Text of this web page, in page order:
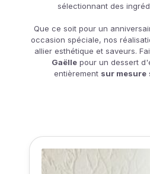
sélectionnant des
Que ce soit pour un
occasion spéciale, nos
allier esthétique et saveurs.
Gaëllepour un dessert
entièrement sur mesure